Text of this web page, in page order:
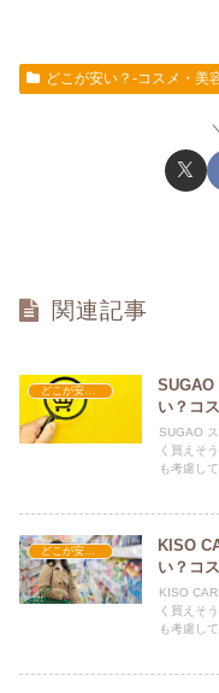
どこが安い？-コスメ・美
関連記事
どこが安い？-コスメ・美容品
SUGAO
い？コ
SUGAO
く買えそ
も考慮し
どこが安い？-コスメ・美容品
KISO
い？コ
KISO
く買えそ
も考慮し